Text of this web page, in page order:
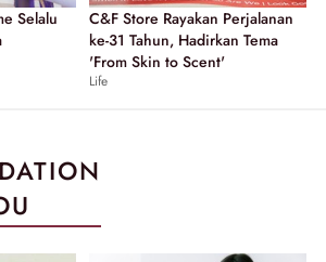
Selalu
C&F Store Rayakan Perjalanan
ke-31 Tahun, Hadirkan Tema
'From Skin to Scent'
Life